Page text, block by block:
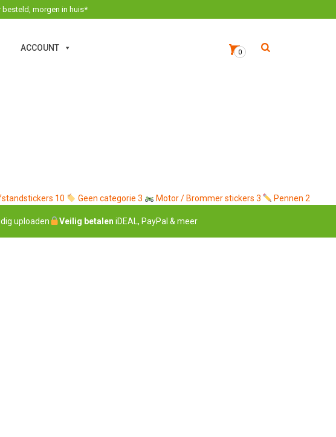
besteld, morgen in huis*
ACCOUNT 0
10 Geen categorie 3 Motor / Brommer stickers 3 Pennen 2
uploaden Veilig betalen iDEAL, PayPal & meer